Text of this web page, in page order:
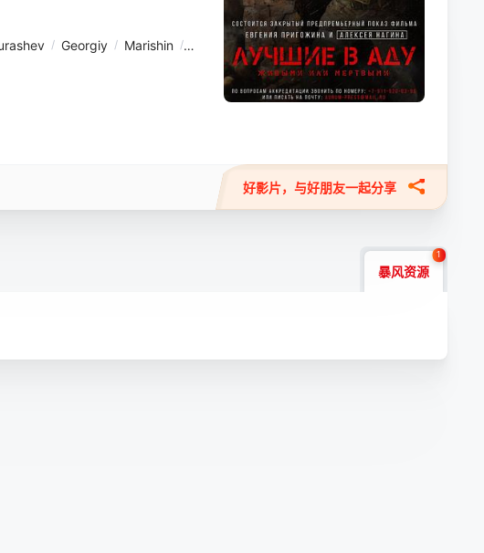
/ Georgiy / Marishin / Anton Bagmet / Sergey / Bespalov
好影片，与好朋友一起分享
暴风资源
1